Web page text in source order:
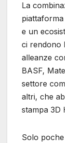
La
e un
ci rendono
alleanze
BASF,
settore
altri, che
stampa 3D
Solo